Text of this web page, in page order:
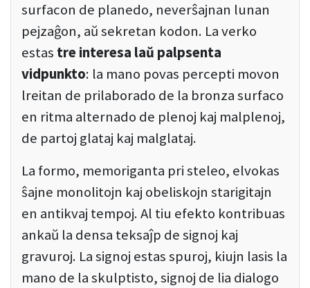
surfacon de planedo, neverŝajnan lunan
pejzaĝon, aŭ sekretan kodon. La verko
estas tre interesa laŭ palpsenta
vidpunkto: la mano povas percepti movon
lreitan de prilaborado de la bronza surfaco
en ritma alternado de plenoj kaj malplenoj,
de partoj glataj kaj malglataj.
La formo, memoriganta pri steleo, elvokas
ŝajne monolitojn kaj obeliskojn starigitajn
en antikvaj tempoj. Al tiu efekto kontribuas
ankaŭ la densa teksaĵp de signoj kaj
gravuroj. La signoj estas spuroj, kiujn lasis la
mano de la skulptisto, signoj de lia dialogo